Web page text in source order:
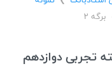
برگه 2
تجربی دوازدهم